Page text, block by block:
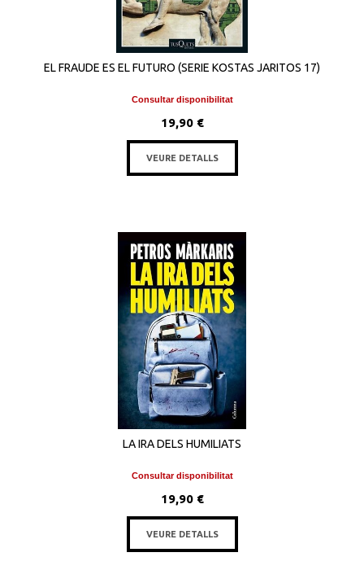
EL FRAUDE ES EL FUTURO (SERIE KOSTAS JARITOS 17)
Consultar disponibilitat
19,90 €
VEURE DETALLS
LA IRA DELS HUMILIATS
Consultar disponibilitat
19,90 €
VEURE DETALLS